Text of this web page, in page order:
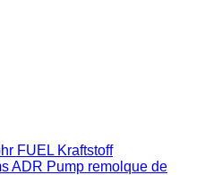
FUEL Kraftstoff
ADR Pump remolque de